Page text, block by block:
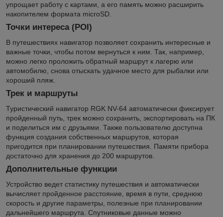
упрощает работу с картами, а его память можно расширить
накопителем формата microSD.
Точки интереса (POI)
В путешествиях навигатор позволяет сохранить интересные и
важные точки, чтобы потом вернуться к ним. Так, например,
можно легко проложить обратный маршрут к лагерю или
автомобилю, снова отыскать удачное место для рыбалки или
хороший пляж.
Трек и маршруты
Туристический навигатор RGK NV-64 автоматически фиксирует
пройденный путь, трек можно сохранить, экспортировать на ПК
и поделиться им с друзьями. Также пользователю доступна
функция создания собственных маршрутов, которая
пригодится при планировании путешествия. Памяти прибора
достаточно для хранения до 200 маршрутов.
Дополнительные функции
Устройство ведет статистику путешествия и автоматически
вычисляет пройденное расстояние, время в пути, среднюю
скорость и другие параметры, полезные при планировании
дальнейшего маршрута. Спутниковые данные можно